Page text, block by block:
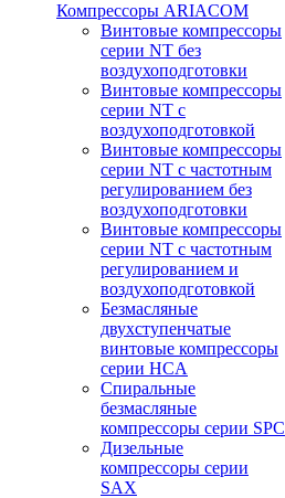
Компрессоры ARIACOM
Винтовые компрессоры
серии NT без
воздухоподготовки
Винтовые компрессоры
серии NT c
воздухоподготовкой
Винтовые компрессоры
серии NT с частотным
регулированием без
воздухоподготовки
Винтовые компрессоры
серии NT с частотным
регулированием и
воздухоподготовкой
Безмасляные
двухступенчатые
винтовые компрессоры
серии HCA
Спиральные
безмасляные
компрессоры серии SPC
Дизельные
компрессоры серии
SAX